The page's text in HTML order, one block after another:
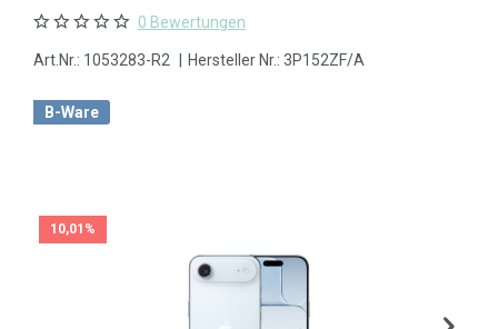
0 Bewertungen
Art.Nr.: 1053283-R2 Hersteller Nr.: 3P152ZF/A
B-Ware
10,01%